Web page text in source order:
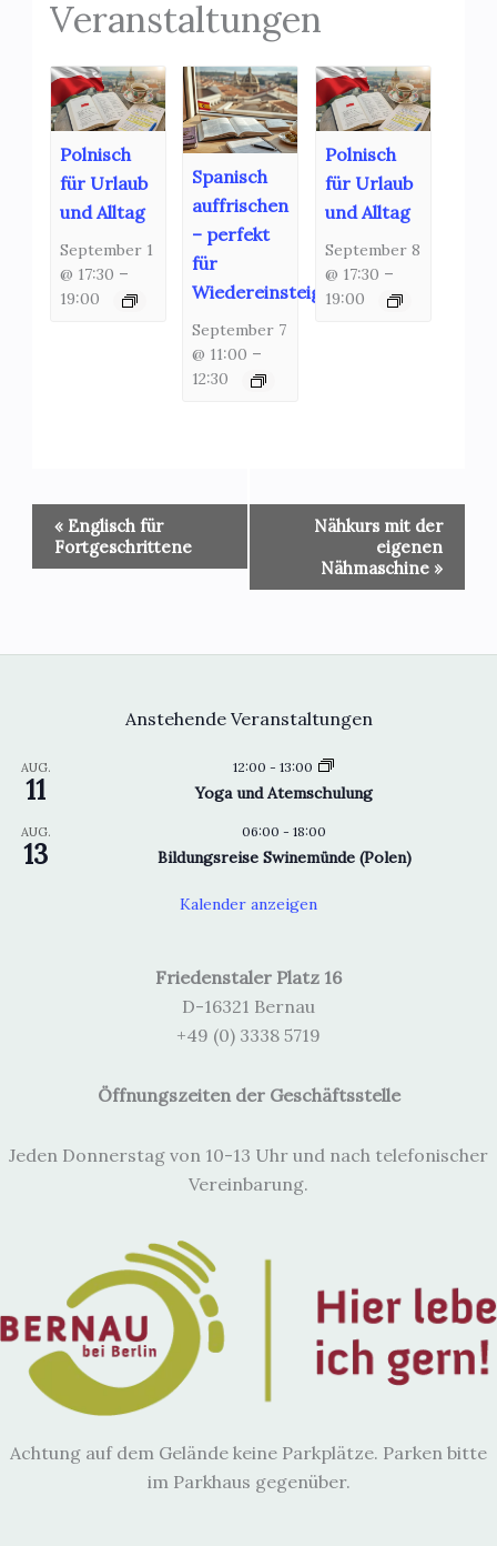
Veranstaltungen
Polnisch
für Urlaub
und Alltag
September 1
@ 17:30 –
19:00
Spanisch
auffrischen
– perfekt
für
Wiedereinsteiger!
September 7
@ 11:00 –
12:30
Polnisch
für Urlaub
und Alltag
September 8
@ 17:30 –
19:00
Veranstaltung-
Navigation
«Englisch für
Fortgeschrittene
Nähkurs mit der
eigenen
Nähmaschine »
Anstehende Veranstaltungen
AUG.
11
12:00 - 13:00
Yoga und Atemschulung
AUG.
13
06:00 - 18:00
Bildungsreise Swinemünde (Polen)
Kalender anzeigen
Friedenstaler Platz 16
D-16321 Bernau
+49 (0) 3338 5719
Öffnungszeiten der Geschäftsstelle
Jeden Donnerstag von 10-13 Uhr und nach telefonischer
Vereinbarung.
Achtung auf dem Gelände keine Parkplätze. Parken bitte
im Parkhaus gegenüber.